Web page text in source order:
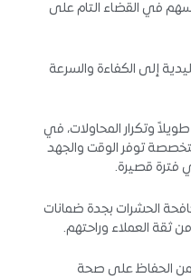
في القضاء التام على
إلى الكفاءة والسرعة
وتكرار المحاولات، في
توفر الوقت والجهد
فترة قصيرة.
الحشرات بجدة ضمانات
ثقة العملاء وراحتهم.
الحفاظ على صحة